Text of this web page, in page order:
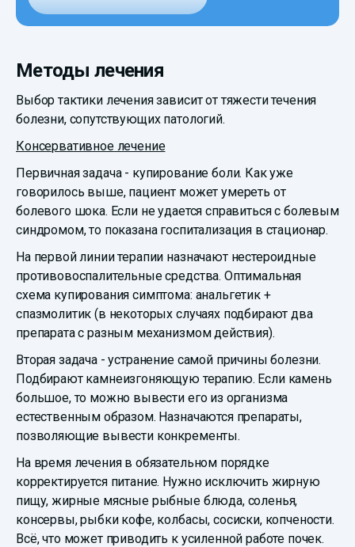
Методы лечения
Выбор тактики лечения зависит от тяжести течения
болезни, сопутствующих патологий.
Консервативное лечение
Первичная задача - купирование боли. Как уже
говорилось выше, пациент может умереть от
болевого шока. Если не удается справиться с болевым
синдромом, то показана госпитализация в стационар.
На первой линии терапии назначают нестероидные
противовоспалительные средства. Оптимальная
схема купирования симптома: анальгетик +
спазмолитик (в некоторых случаях подбирают два
препарата с разным механизмом действия).
Вторая задача - устранение самой причины болезни.
Подбирают камнеизгоняющую терапию. Если камень
большое, то можно вывести его из организма
естественным образом. Назначаются препараты,
позволяющие вывести конкременты.
На время лечения в обязательном порядке
корректируется питание. Нужно исключить жирную
пищу, жирные мясные рыбные блюда, соленья,
консервы, рыбки кофе, колбасы, сосиски, копчености.
Всё, что может приводить к усиленной работе почек.